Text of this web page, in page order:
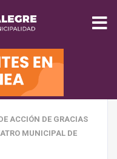
INICIO
MUNICIPALIDAD
SEGURIDAD
ACCIÓN DE GRACIAS
MUNICIPAL DE